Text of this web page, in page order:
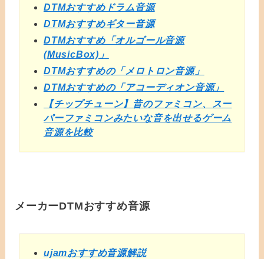
DTMおすすめドラム音源
DTMおすすめギター音源
DTMおすすめ「オルゴール音源
(MusicBox)」
DTMおすすめの「メロトロン音源」
DTMおすすめの「アコーディオン音源」
【チップチューン】昔のファミコン、スー
パーファミコンみたいな音を出せるゲーム
音源を比較
メーカーDTMおすすめ音源
ujamおすすめ音源解説